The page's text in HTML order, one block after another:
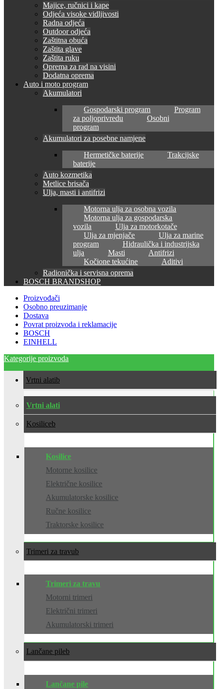
Majice, ručnici i kape
Odjeća visoke vidljivosti
Radna odjeća
Outdoor odjeća
Zaštitna obuća
Zaštita glave
Zaštita ruku
Oprema za rad na visini
Dodatna oprema
Auto i moto program
Akumulatori
Gospodarski program
Program
za poljoprivredu
Osobni
program
Akumulatori za posebne namjene
Hermetičke baterije
Trakcijske
baterije
Auto kozmetika
Metlice brisača
Ulja, masti i antifrizi
Motorna ulja za osobna vozila
Motorna ulja za gospodarska
vozila
Ulja za motorkotače
Ulja za mjenjače
Ulja za marine
program
Hidraulička i industrijska
ulja
Masti
Antifrizi
Kočione tekućine
Aditivi
Radionička i servisna oprema
BOSCH BRANDSHOP
Proizvođači
Osobno preuzimanje
Dostava
Povrat proizvoda i reklamacije
BOSCH
EINHELL
Kategorije proizvoda
Vrtni alati
Vrtni alati
Kosilice
Kosilice
Motorne kosilice
Električne kosilice
Akumulatorske kosilice
Ručne kosilice
Traktorske kosilice
Trimeri za travu
Trimeri za travu
Motorni trimeri
Električni trimeri
Akumulatorski trimeri
Lančane pile
Lančane pile